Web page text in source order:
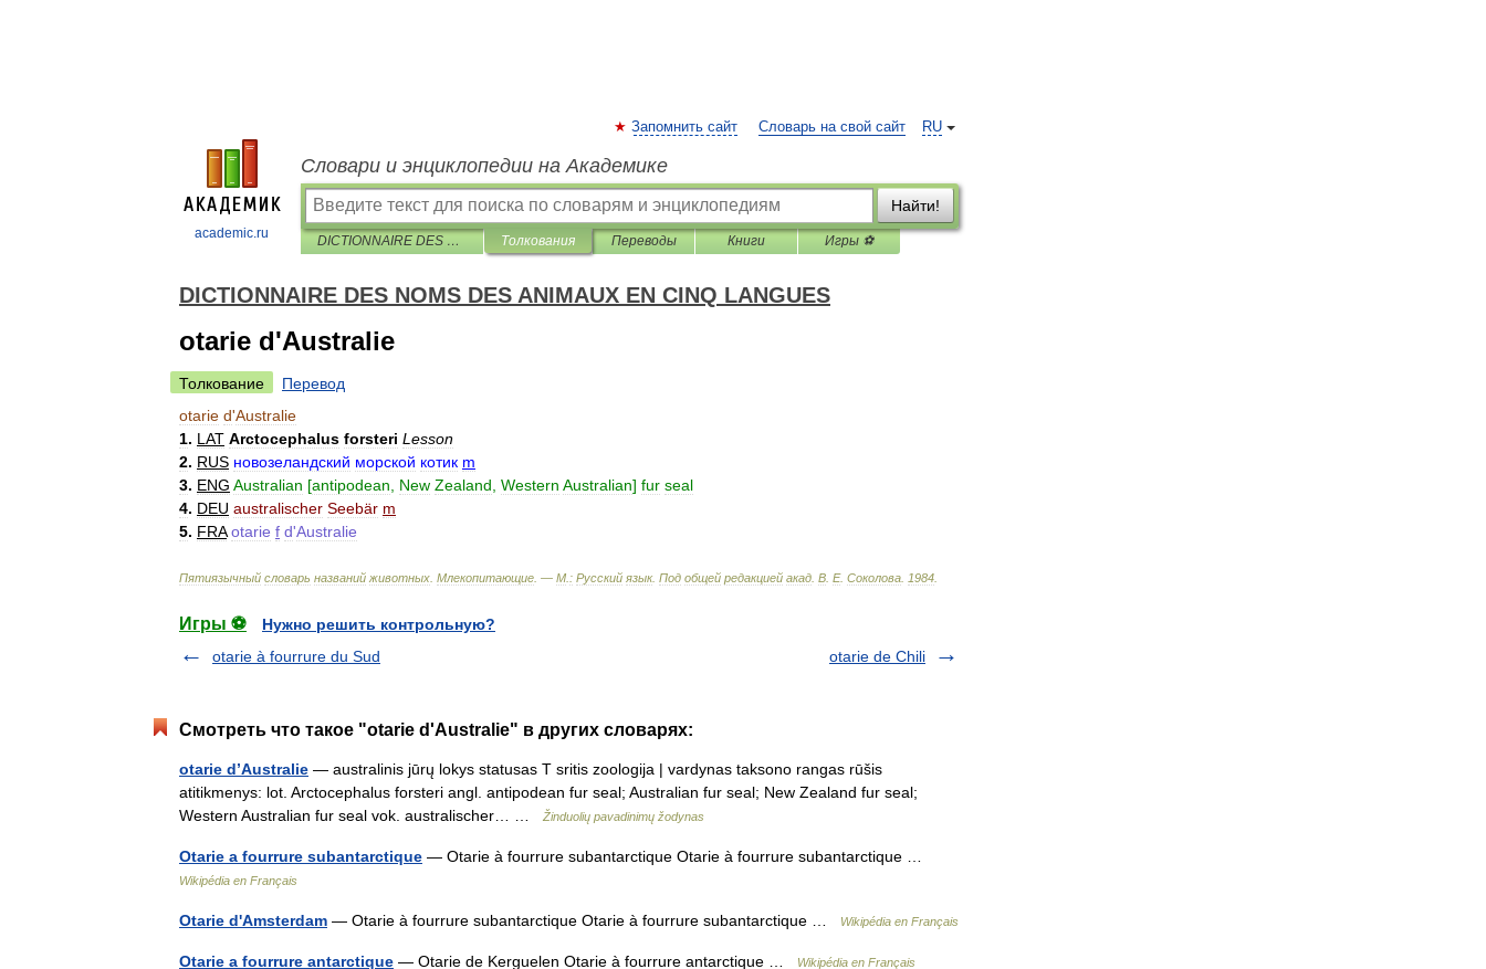
academic.ru
RU
Запомнить сайт Словарь на свой сайт
Словари и энциклопедии на Академике
Найти!
DICTIONNAIRE DES NOMS DES ANIMAUX EN CINQ LANGUES Толкования Переводы Книги Игры ⚽
DICTIONNAIRE DES NOMS DES ANIMAUX EN CINQ LANGUES
otarie d'Australie
Толкование
Перевод
otarie d'Australie
1. LAT Arctocephalus forsteri Lesson
2. RUS новозеландский морской котик m
3. ENG Australian [antipodean New Zealand Western Australian] fur seal
4. DEU australischer Seebär m
5. FRA otarie f d'Australie
Пятиязычный словарь названий животных Млекопитающие . — М : Русский язык. Под общей редакцией акад В Е. Соколова 1984
Игры ⚽
Нужно решить контрольную?
otarie à fourrure du Sud
otarie de Chili
Смотреть что такое "otarie d'Australie" в других словарях:
otarie d’Australie — australinis jūrų lokys statusas T sritis zoologija | vardynas taksono rangas rūšis
atitikmenys: lot. Arctocephalus forsteri angl. antipodean fur seal; Australian fur seal; New Zealand fur seal;
Western Australian fur seal vok. australischer… …
Žinduolių pavadinimų žodynas
Otarie a fourrure subantarctique — Otarie à fourrure subantarctique Otarie à fourrure subantarctique …
Wikipédia en Français
Otarie d'Amsterdam — Otarie à fourrure subantarctique Otarie à fourrure subantarctique … Wikipédia en Français
Otarie a fourrure antarctique — Otarie de Kerguelen Otarie à fourrure antarctique … Wikipédia en Français